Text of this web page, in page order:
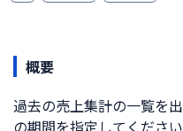
概要
過去の売上集計の一覧を
の期間を指定してください